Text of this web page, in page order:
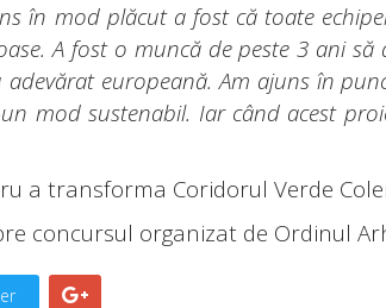
în mod plăcut a fost că toate
A fost o muncă de peste 3 ani
europeană. Am ajuns în
mod sustenabil. Iar când acest
a transforma Coridorul Verde
concursul organizat de Ordinul